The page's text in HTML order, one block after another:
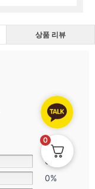
상품 리뷰
0%
0%
0